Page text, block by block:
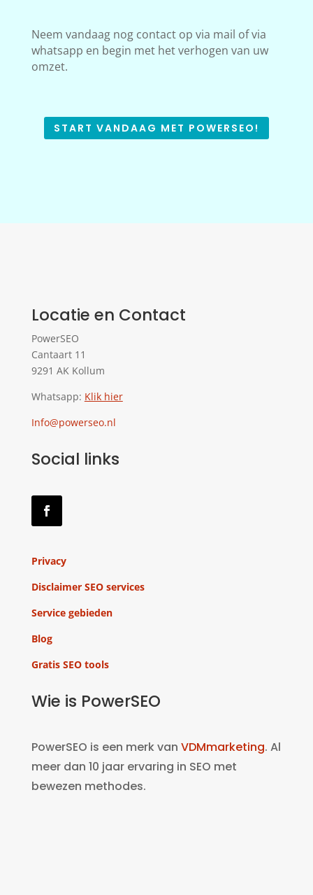
Neem vandaag nog contact op via mail of via
whatsapp en begin met het verhogen van uw
omzet.
START VANDAAG MET POWERSEO!
Locatie en Contact
PowerSEO
Cantaart 11
9291 AK Kollum
Whatsapp: Klik hier
Info@powerseo.nl
Social links
Privacy
Disclaimer SEO services
Service gebieden
Blog
Gratis SEO tools
Wie is PowerSEO
PowerSEO is een merk van VDMmarketing. Al
meer dan 10 jaar ervaring in SEO met
bewezen methodes.